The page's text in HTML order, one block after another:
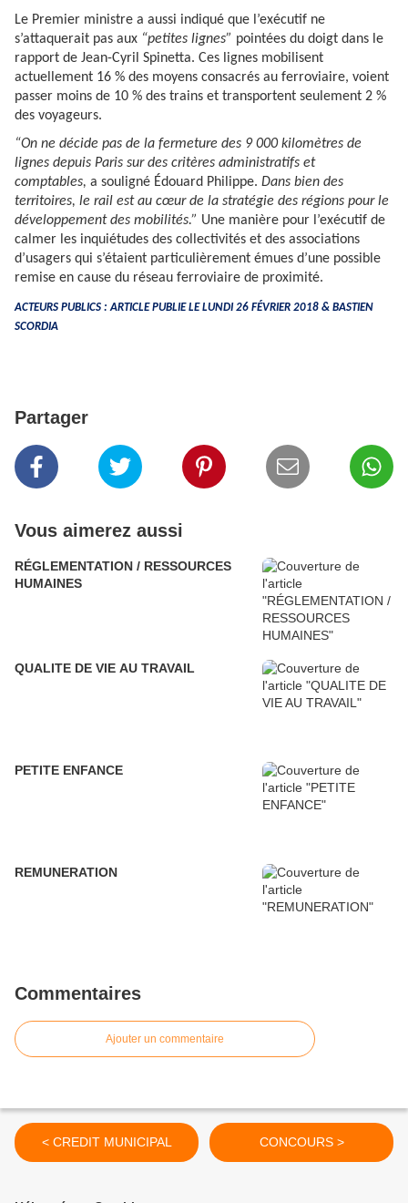
Le Premier ministre a aussi indiqué que l’exécutif ne
s’attaquerait pas aux “petites lignes” pointées du doigt dans le
rapport de Jean-Cyril Spinetta. Ces lignes mobilisent
actuellement 16 % des moyens consacrés au ferroviaire, voient
passer moins de 10 % des trains et transportent seulement 2 %
des voyageurs.
“On ne décide pas de la fermeture des 9 000 kilomètres de
lignes depuis Paris sur des critères administratifs et
comptables, a souligné Édouard Philippe. Dans bien des
territoires, le rail est au cœur de la stratégie des régions pour le
développement des mobilités.” Une manière pour l’exécutif de
calmer les inquiétudes des collectivités et des associations
d’usagers qui s’étaient particulièrement émues d’une possible
remise en cause du réseau ferroviaire de proximité.
ACTEURS PUBLICS : ARTICLE PUBLIE LE LUNDI 26 FÉVRIER 2018 & BASTIEN
SCORDIA
Partager
Vous aimerez aussi
RÉGLEMENTATION / RESSOURCES
HUMAINES
QUALITE DE VIE AU TRAVAIL
PETITE ENFANCE
REMUNERATION
Commentaires
Ajouter un commentaire
< CREDIT MUNICIPAL CONCOURS >